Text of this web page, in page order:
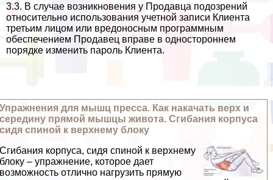
3.3. В случае возникновения у Продавца подозрений
относительно использования учетной записи Клиента
третьим лицом или вредоносным программным
обеспечением Продавец вправе в одностороннем
порядке изменить пароль Клиента.
Упражнения для мышц пресса. Как накачать верх и
середину прямой мышцы живота. Сгибания корпуса
сидя спиной к верхнему блоку
Сгибания корпуса, сидя спиной к верхнему
блоку – упражнение, которое дает
возможность отлично нагрузить прямую